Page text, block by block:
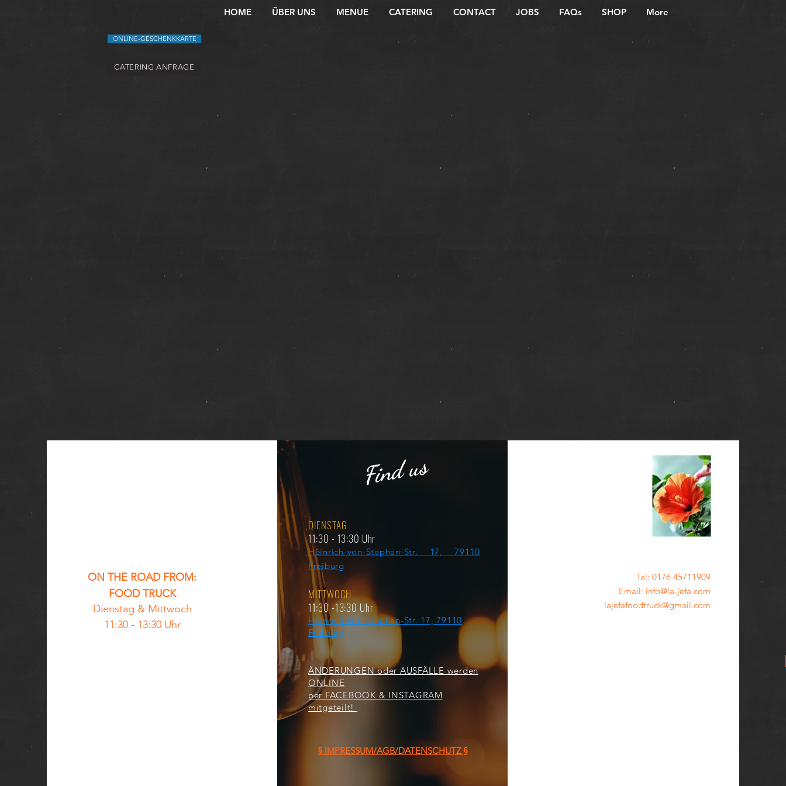
HOME ÜBER UNS MENUE CATERING CONTACT JOBS FAQs SHOP More
ONLINE-GESCHENKKARTE
CATERING ANFRAGE
ON THE ROAD FROM:
FOOD TRUCK
Dienstag & Mittwoch
11:30 - 13:30 Uhr
Find us
DIENSTAG
11:30 - 13:30 Uhr
Heinrich-von-Stephan-Str. 17, 79110
Freiburg
MITTWOCH
11:30 -13:30 Uhr
Heinrich-von-Stephan-Str. 17, 79110
Freiburg
ÄNDERUNGEN oder AUSFÄLLE werden
ONLINE
per FACEBOOK & INSTAGRAM
mitgeteilt!
§ IMPRESSUM/AGB/DATENSCHUTZ §
Tel: 0176 45711909
Email: info@la-jefa.com
lajefafoodtruck@gmail.com